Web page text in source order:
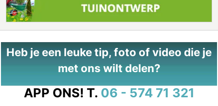
Heb je een leuke tip, foto of video die je
met ons wilt delen?
APP ONS! T. 06 - 574 71 321